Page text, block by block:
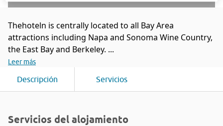
Thehoteln is centrally located to all Bay Area
attractions including Napa and Sonoma Wine Country,
the East Bay and Berkeley. ...
Leer más
Descripción Servicios
Servicios del alojamiento